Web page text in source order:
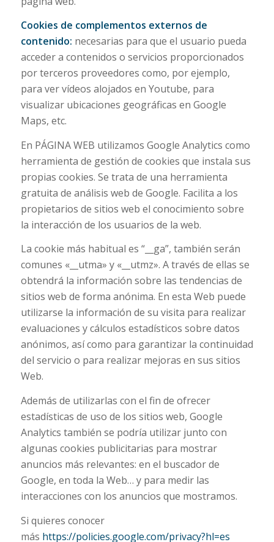
Cookies de complementos externos de
contenido: necesarias para que el usuario pueda
acceder a contenidos o servicios proporcionados
por terceros proveedores como, por ejemplo,
para ver vídeos alojados en Youtube, para
visualizar ubicaciones geográficas en Google
Maps, etc.
En PÁGINA WEB utilizamos Google Analytics como
herramienta de gestión de cookies que instala sus
propias cookies. Se trata de una herramienta
gratuita de análisis web de Google. Facilita a los
propietarios de sitios web el conocimiento sobre
la interacción de los usuarios de la web.
La cookie más habitual es “__ga”, también serán
comunes «__utma» y «__utmz». A través de ellas se
obtendrá la información sobre las tendencias de
sitios web de forma anónima. En esta Web puede
utilizarse la información de su visita para realizar
evaluaciones y cálculos estadísticos sobre datos
anónimos, así como para garantizar la continuidad
del servicio o para realizar mejoras en sus sitios
Web.
Además de utilizarlas con el fin de ofrecer
estadísticas de uso de los sitios web, Google
Analytics también se podría utilizar junto con
algunas cookies publicitarias para mostrar
anuncios más relevantes: en el buscador de
Google, en toda la Web… y para medir las
interacciones con los anuncios que mostramos.
Si quieres conocer
más https://policies.google.com/privacy?hl=es